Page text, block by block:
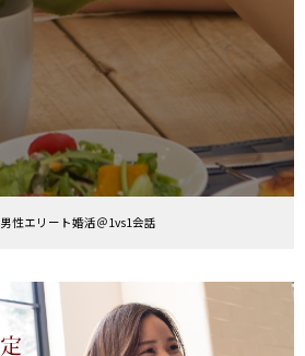
男性エリート婚活＠1vs1会話